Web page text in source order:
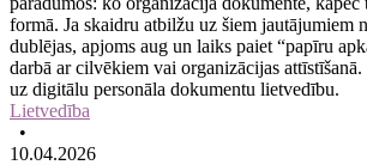
formā. Ja skaidru atbilžu uz šiem jautājumiem
dublējas, apjoms aug un laiks paiet “papīru
darbā ar cilvēkiem vai organizācijas
uz digitālu personāla dokumentu lietvedību.
Lietvedība
•
10.04.2026